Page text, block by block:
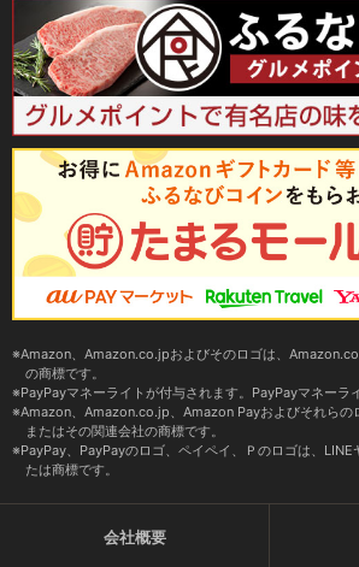
Amazon、Amazon.co.jpおよびそのロゴは、
の商標です。
PayPayマネーライトが付与されます。PayPayマネーラ
Amazon、Amazon.co.jp、Amazon Payおよびそれらの
またはその関連会社の商標です。
PayPay、PayPayのロゴ、ペイペイ、Ｐのロゴは、LINE
たは商標です。
会社概要